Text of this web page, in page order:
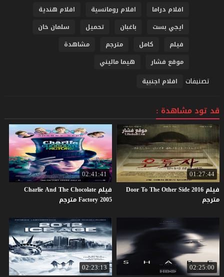
افلام دراما
افلام رومانسية
افلام هندية
ايجي بست
باغبان تحميل
سلمان خان
فيلم
كامل مترجم
مشاهدة
موقع فشار
هيما ماليني
تصنيفات افلام اجنبية
قد تود مشاهدة :
01:27:44
فيلم Door To The Other Side 2016
مترجم
02:41:41
فيلم Charlie And The Chocolate
Factory 2005 مترجم
02:25:00
02:23:13